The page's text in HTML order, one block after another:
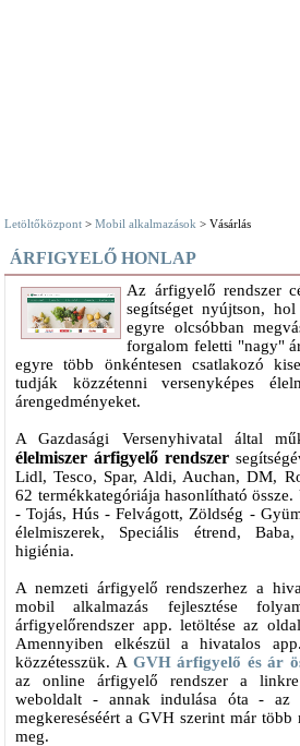
Letöltőközpont >Mobil alkalmazások > Vásárlás
ÁRFIGYELŐ HONLAP
Az árfigyelő rendszer
segítséget nyújtson,
egyre olcsóbban
forgalom feletti "nagy"
egyre több önkéntesen csatlakozó
tudják közzétenni versenyképes
árengedményeket.
A Gazdasági Versenyhivatal által
élelmiszer árfigyelő rendszer
Lidl, Tesco, Spar, Aldi, Auchan, DM,
62 termékkategóriája hasonlítható
- Tojás, Hús - Felvágott, Zöldség -
élelmiszerek, Speciális étrend,
higiénia.
A nemzeti árfigyelő rendszerhez a
mobil alkalmazás fejlesztése
árfigyelőrendszer app. letöltése az
Amennyiben elkészül a hivatalos
közzétesszük. A GVH árfigyelő és ár
az online árfigyelő rendszer a
weboldalt - annak indulása óta - az
megkereséséért a GVH szerint már
meg.